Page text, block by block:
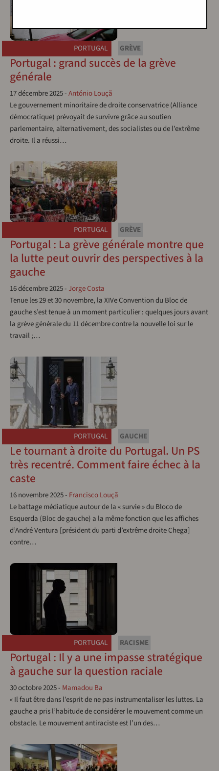
PORTUGAL GRÈVE
Portugal : grand succès de la grève
générale
17 décembre 2025-António Louçã
Le gouvernement minoritaire de droite conservatrice (Alliance
démocratique) prévoyait de survivre grâce au soutien
parlementaire, alternativement, des socialistes ou de l’extrême
droite. Il a réussi…
PORTUGAL GRÈVE
Portugal : La grève générale montre que
la lutte peut ouvrir des perspectives à la
gauche
16 décembre 2025-Jorge Costa
Tenue les 29 et 30 novembre, la XIVe Convention du Bloc de
gauche s’est tenue à un moment particulier : quelques jours avant
la grève générale du 11 décembre contre la nouvelle loi sur le
travail ;…
PORTUGAL GAUCHE
Le tournant à droite du Portugal. Un PS
très recentré. Comment faire échec à la
caste
16 novembre 2025- Francisco Louçã
Le battage médiatique autour de la « survie » du Bloco de
Esquerda (Bloc de gauche) a la même fonction que les affiches
d’André Ventura [président du parti d’extrême droite Chega]
contre…
PORTUGAL RACISME
Portugal : Il y a une impasse stratégique
à gauche sur la question raciale
30 octobre 2025- Mamadou Ba
« Il faut être dans l’esprit de ne pas instrumentaliser les luttes. La
gauche a pris l’habitude de considérer le mouvement comme un
obstacle. Le mouvement antiraciste est l’un des…